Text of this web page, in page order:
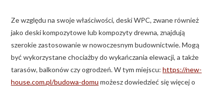
Ze względu na swoje właściwości, deski WPC, zwane również
jako deski kompozytowe lub kompozyty drewna, znajdują
szerokie zastosowanie w nowoczesnym budownictwie. Mogą
być wykorzystane chociażby do wykańczania elewacji, a także
tarasów, balkonów czy ogrodzeń. W tym miejscu: https://new-
house.com.pl/budowa-domu możesz dowiedzieć się więcej o